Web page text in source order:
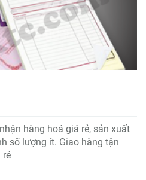
hàng hoá giá rẻ, sản xuất
số lượng ít. Giao hàng tận
rẻ